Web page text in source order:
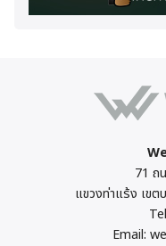
71 ถ
แขวงท่าแร้ง เข
Email: